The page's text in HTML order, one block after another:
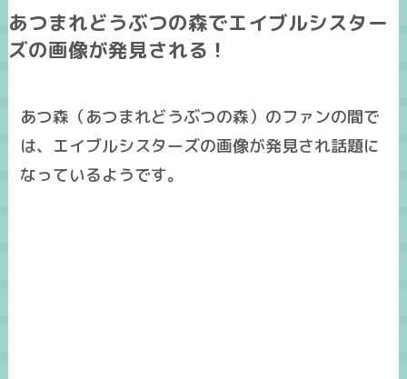
あつまれどうぶつの森でエイブルシスター
ズの画像が発見される！
あつ森（あつまれどうぶつの森）のファンの間で
は、エイブルシスターズの画像が発見され話題に
なっているようです。